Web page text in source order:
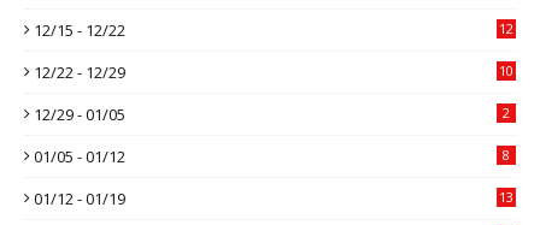
12/15 - 12/22 12
12/22 - 12/29 10
12/29 - 01/05 2
01/05 - 01/12 8
01/12 - 01/19 13